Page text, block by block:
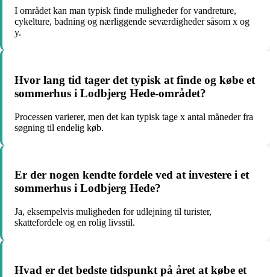
I området kan man typisk finde muligheder for vandreture,
cykelture, badning og nærliggende seværdigheder såsom x og
y.
Hvor lang tid tager det typisk at finde og købe et
sommerhus i Lodbjerg Hede-området?
Processen varierer, men det kan typisk tage x antal måneder fra
søgning til endelig køb.
Er der nogen kendte fordele ved at investere i et
sommerhus i Lodbjerg Hede?
Ja, eksempelvis muligheden for udlejning til turister,
skattefordele og en rolig livsstil.
Hvad er det bedste tidspunkt på året at købe et